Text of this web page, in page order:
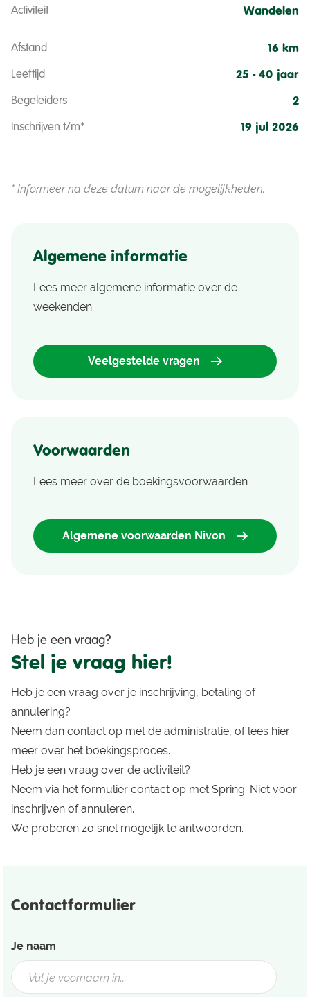
Activiteit Wandelen
Afstand 16 km
Leeftijd 25 - 40 jaar
Begeleiders 2
Inschrijven t/m* 19 jul 2026
* Informeer na deze datum naar de mogelijkheden.
Algemene informatie
Lees meer algemene informatie over de
weekenden.
Veelgestelde vragen
Voorwaarden
Lees meer over de boekingsvoorwaarden
Algemene voorwaarden Nivon
Heb je een vraag?
Stel je vraag hier!
Heb je een vraag over je inschrijving, betaling of
annulering?
Neem dan contact op met de administratie, of lees hier
meer over het boekingsproces.
Heb je een vraag over de activiteit?
Neem via het formulier contact op met Spring. Niet voor
inschrijven of annuleren.
We proberen zo snel mogelijk te antwoorden.
Contactformulier
Je naam